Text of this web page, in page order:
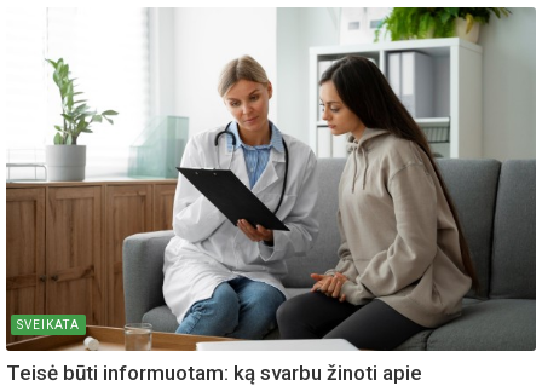
SVEIKATA
Teisė būti informuotam: ką svarbu žinoti apie